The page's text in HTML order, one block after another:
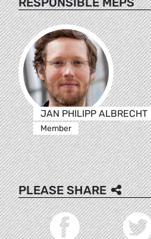
JAN PHILIPP ALBRECHT
Member
PLEASE SHARE